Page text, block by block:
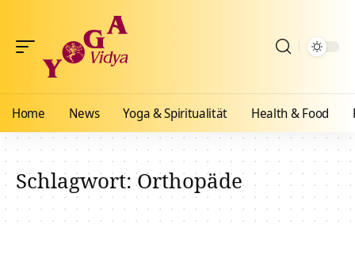
Home News Yoga & Spiritualität Health & Food
Schlagwort:Orthopäde